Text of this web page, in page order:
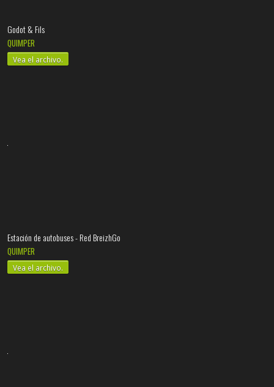
Godot & Fils
QUIMPER
Vea el archivo.
Estación de autobuses - Red BreizhGo
QUIMPER
Vea el archivo.